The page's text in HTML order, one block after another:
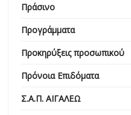
Πράσινο
Προγράμματα
Προκηρύξεις προσωπικού
Πρόνοια Επιδόματα
Σ.Α.Π. ΑΙΓΑΛΕΩ